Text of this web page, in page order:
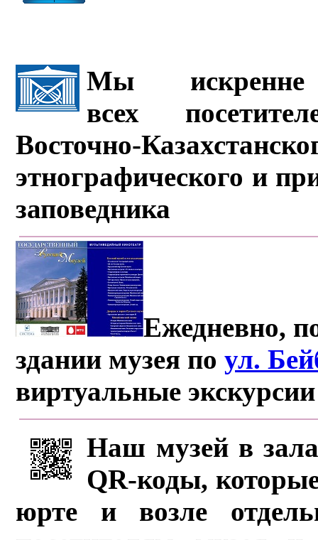
Мы искренне
всех
Восточно-
этнографического и
заповедника
Ежедневно,
здании музея поул.
виртуальные
Наш музей в
QR-коды,
юрте и возле